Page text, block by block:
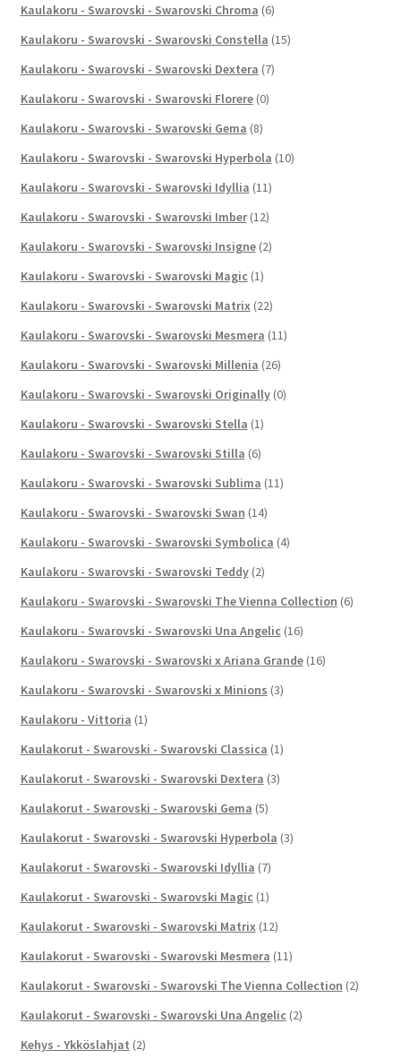
Kaulakoru - Swarovski - Swarovski Chroma (6)
Kaulakoru - Swarovski - Swarovski Constella (15)
Kaulakoru - Swarovski - Swarovski Dextera (7)
Kaulakoru - Swarovski - Swarovski Florere (0)
Kaulakoru - Swarovski - Swarovski Gema (8)
Kaulakoru - Swarovski - Swarovski Hyperbola (10)
Kaulakoru - Swarovski - Swarovski Idyllia (11)
Kaulakoru - Swarovski - Swarovski Imber (12)
Kaulakoru - Swarovski - Swarovski Insigne (2)
Kaulakoru - Swarovski - Swarovski Magic (1)
Kaulakoru - Swarovski - Swarovski Matrix (22)
Kaulakoru - Swarovski - Swarovski Mesmera (11)
Kaulakoru - Swarovski - Swarovski Millenia (26)
Kaulakoru - Swarovski - Swarovski Originally (0)
Kaulakoru - Swarovski - Swarovski Stella (1)
Kaulakoru - Swarovski - Swarovski Stilla (6)
Kaulakoru - Swarovski - Swarovski Sublima (11)
Kaulakoru - Swarovski - Swarovski Swan (14)
Kaulakoru - Swarovski - Swarovski Symbolica (4)
Kaulakoru - Swarovski - Swarovski Teddy (2)
Kaulakoru - Swarovski - Swarovski The Vienna Collection (6)
Kaulakoru - Swarovski - Swarovski Una Angelic (16)
Kaulakoru - Swarovski - Swarovski x Ariana Grande (16)
Kaulakoru - Swarovski - Swarovski x Minions (3)
Kaulakoru - Vittoria (1)
Kaulakorut - Swarovski - Swarovski Classica (1)
Kaulakorut - Swarovski - Swarovski Dextera (3)
Kaulakorut - Swarovski - Swarovski Gema (5)
Kaulakorut - Swarovski - Swarovski Hyperbola (3)
Kaulakorut - Swarovski - Swarovski Idyllia (7)
Kaulakorut - Swarovski - Swarovski Magic (1)
Kaulakorut - Swarovski - Swarovski Matrix (12)
Kaulakorut - Swarovski - Swarovski Mesmera (11)
Kaulakorut - Swarovski - Swarovski The Vienna Collection (2)
Kaulakorut - Swarovski - Swarovski Una Angelic (2)
Kehys - Ykköslahjat (2)